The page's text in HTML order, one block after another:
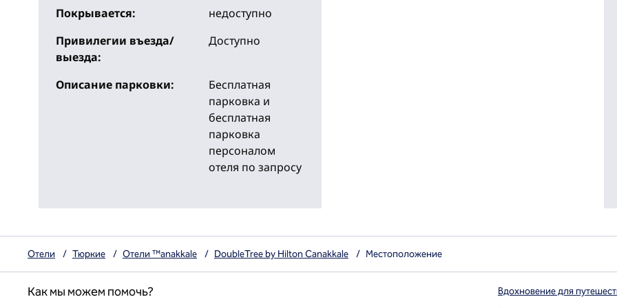
Покрывается:
недоступно
Привилегии въезда/
выезда:
Доступно
Описание парковки:
Бесплатная
парковка и
бесплатная
парковка
персоналом
отеля по запросу
Отели / Тюркие / Отели ™anakkale / DoubleTree by Hilton Canakkale / Местоположение
Как мы можем помочь?
Вдохновение для